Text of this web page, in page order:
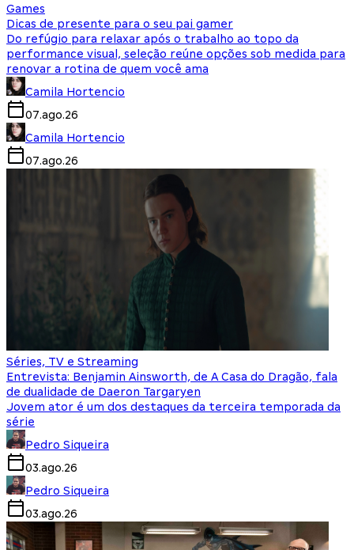
Games
Dicas de presente para o seu pai gamer
Do refúgio para relaxar após o trabalho ao topo da
performance visual, seleção reúne opções sob medida para
renovar a rotina de quem você ama
Camila Hortencio
07.ago.26
Camila Hortencio
07.ago.26
Séries, TV e Streaming
Entrevista: Benjamin Ainsworth, de A Casa do Dragão, fala
de dualidade de Daeron Targaryen
Jovem ator é um dos destaques da terceira temporada da
série
Pedro Siqueira
03.ago.26
Pedro Siqueira
03.ago.26